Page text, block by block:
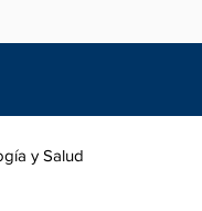
y Salud